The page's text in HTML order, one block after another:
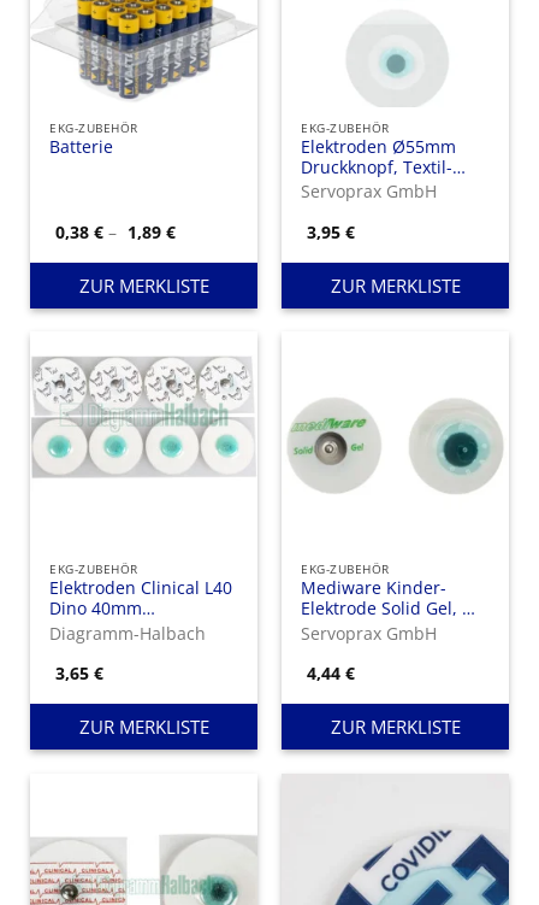
EKG-ZUBEHÖR
Batterie
0,38€ – 1,89€Preisspanne:
0,38 €
bis
1,89 €
ZUR MERKLISTE
EKG-ZUBEHÖR
Elektroden Ø55mm
Druckknopf, Textil-
Elektrode Solid Gel
Servoprax GmbH
3,95€
ZUR MERKLISTE
EKG-ZUBEHÖR
Elektroden Clinical L40
Dino 40mm
Schaumstoff
Diagramm-Halbach
3,65€
ZUR MERKLISTE
EKG-ZUBEHÖR
Mediware Kinder-
Elektrode Solid Gel, mit
Druckknopf-Anschluss
Servoprax GmbH
4,44€
ZUR MERKLISTE